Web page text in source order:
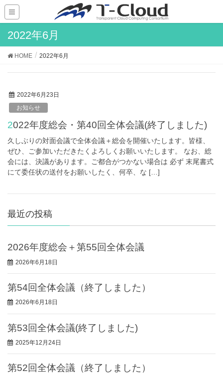
2022年6月
HOME 2022年6月
2022年6月23日
お知らせ
2022年度総会・第40回全体会議(終了しました)
久しぶりの対面会議で全体会議＋総会を開催いたします。皆様、
ぜひ、ご参加いただきたくよろしくお願いいたします。 なお、総
会には、決議があります。ご都合がつかない場合は 必ず 末尾書式
にて委任状の送付をお願いしたく、何卒、な […]
最近の投稿
2026年度総会＋第55回全体会議
2026年6月18日
第54回全体会議（終了しました）
2026年6月18日
第53回全体会議(終了しました)
2025年12月24日
第52回全体会議（終了しました）